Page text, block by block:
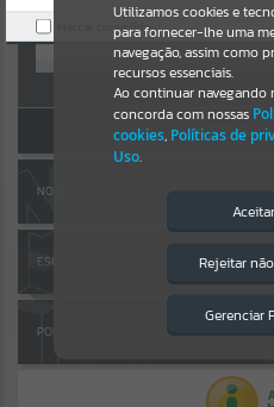
Por favor,
SERVIÇOS
PÁGINAS
OU
Cadastre-se|
ACESSAR
NOTA FISCAL ELETRÔNICA
ESCRITA FISCAL
PORTAL DA TRANSPARÊNCIA
Utilizamos cookies e
para fornecer-lhe uma
navegação, assim como
recursos essenciais.
Ao continuar navegando
concorda com nossas
cookies, Políticas de
Uso.
Rejeitar
Gerenciar
Isto significa que
providenciados
Marcar como lido.